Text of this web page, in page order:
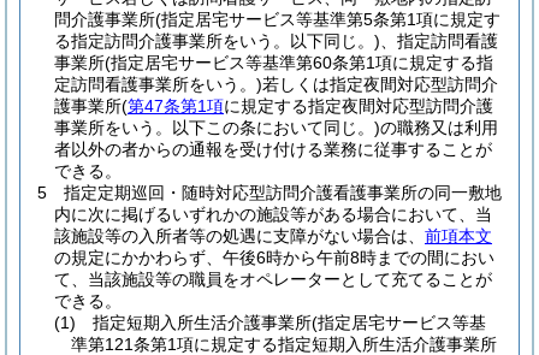
問介護事業所(指定居宅サービス等基準第5条第1項に規定す
る指定訪問介護事業所をいう。以下同じ。) 、指定訪問看護
事業所(指定居宅サービス等基準第60条第1項に規定する指
定訪問看護事業所をいう。)若しくは指定夜間対応型訪問介
護事業所(第47条第1項に規定する指定夜間対応型訪問介護
事業所をいう。以下この条において同じ。)の職務又は利用
者以外の者からの通報を受け付ける業務に従事することが
できる。
5
指定定期巡回・随時対応型訪問介護看護事業所の同一敷地
内に次に掲げるいずれかの施設等がある場合において、当
該施設等の入所者等の処遇に支障がない場合は、 前項本文
の規定にかかわらず、午後6時から午前8時までの間におい
て、当該施設等の職員をオペレーターとして充てることが
できる。
(1)
指定短期入所生活介護事業所(指定居宅サービス等基
準第121条第1項に規定する指定短期入所生活介護事業所